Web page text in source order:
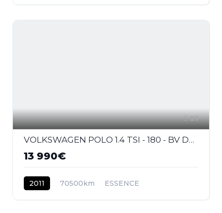
21
VOLKSWAGEN POLO 1.4 TSI - 180 - BV DSG V 6R GTI PHASE 1
13 990€
2011 70500km ESSENCE